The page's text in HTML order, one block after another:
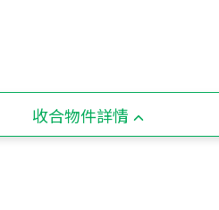
收合物件詳情